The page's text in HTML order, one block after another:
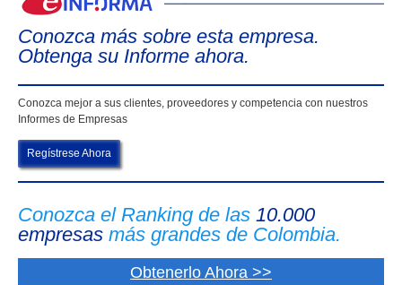
Conozca más sobre esta empresa.
Obtenga su Informe ahora.
Conozca mejor a sus clientes, proveedores y competencia con nuestros
Informes de Empresas
Regístrese Ahora
Conozca el Ranking de las 10.000
empresas más grandes de Colombia.
Obtenerlo Ahora >>